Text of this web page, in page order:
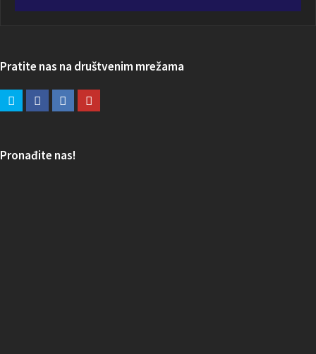
Pratite nas na društvenim mrežama
Pronađite nas!